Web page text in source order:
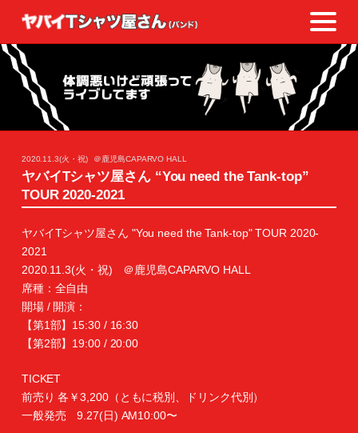
2020.11.3(火・祝) ＠鹿児島CAPARVO HALL
ヤバイTシャツ屋さん “You need the Tank-top”
TOUR 2020-2021
ヤバイTシャツ屋さん "You need the Tank-top" TOUR 2020-
2021
2020.11.3(火・祝) ＠鹿児島CAPARVO HALL
席種：全自由
開場 / 開演：
【第1部】15:30 / 16:30
【第2部】19:00 / 20:00
TICKET
前売り 各￥3,200（ともに税別、ドリンク代別）
一般発売 9.27(日) AM10:00〜